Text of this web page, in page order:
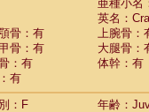
亜種小名
英名：
骨：有
上腕骨：
骨：有
大腿骨：
：有
体幹：有
有
：F
年齢：